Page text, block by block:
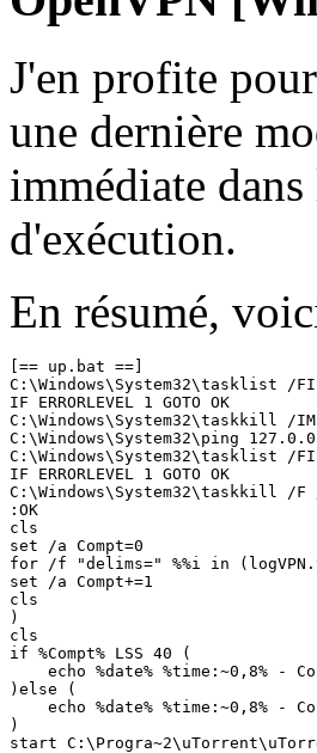
J'en profite
une dernière
immédiate
d'exécution.
En résumé,
[== up.bat ==]
C:\Windows\System32\tasklist /
IF ERRORLEVEL 1 GOTO OK
C:\Windows\System32\taskkill /
C:\Windows\System32\ping
C:\Windows\System32\tasklist /
IF ERRORLEVEL 1 GOTO OK
C:\Windows\System32\taskkill /
:OK
cls
set /a Compt=0
for /f "delims=" %%i in
set /a Compt+=1
cls
)
cls
if %Compt% LSS 40 (
echo %date% %time:~0,8% -
)else (
echo %date% %time:~0,8% -
)
start